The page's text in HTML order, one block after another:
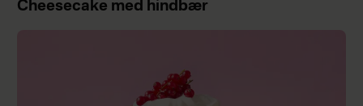
Cheesecake med hindbær